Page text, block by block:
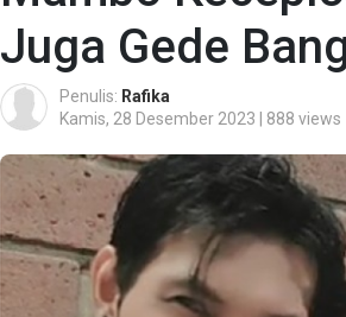
Juga Gede
Penulis: Rafika
Kamis, 28 Desember 2023 | 888 views